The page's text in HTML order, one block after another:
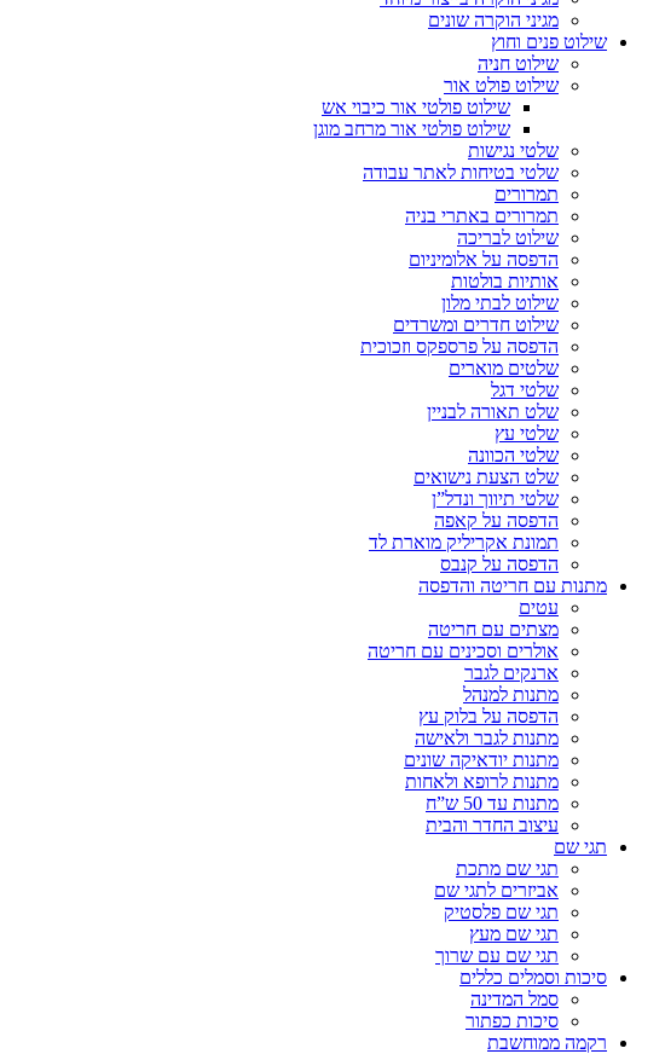
מגיני הוקרה שונים
שילוט פנים וחוץ
שילוט חניה
שילוט פולט אור
שילוט פולטי אור כיבוי אש
שילוט פולטי אור מרחב מוגן
שלטי נגישות
שלטי בטיחות לאתר עבודה
תמרורים
תמרורים באתרי בניה
שילוט לבריכה
הדפסה על אלומיניום
אותיות בולטות
שילוט לבתי מלון
שילוט חדרים ומשרדים
הדפסה על פרספקס וזכוכית
שלטים מוארים
שלטי דגל
שלט תאורה לבניין
שלטי עץ
שלטי הכוונה
שלט הצעת נישואים
שלטי תיווך ונדל”ן
הדפסה על קאפה
תמונת אקריליק מוארת לד
הדפסה על קנבס
מתנות עם חריטה והדפסה
עטים
מצתים עם חריטה
אולרים וסכינים עם חריטה
ארנקים לגבר
מתנות למנהל
הדפסה על בלוק עץ
מתנות לגבר ולאישה
מתנות יודאיקה שונים
מתנות לרופא ולאחות
מתנות עד 50 ש”ח
עיצוב החדר והבית
תגי שם
תגי שם מתכת
אביזרים לתגי שם
תגי שם פלסטיק
תגי שם מעץ
תגי שם עם שרוך
סיכות וסמלים כללים
סמל המדינה
סיכות כפתור
רקמה ממוחשבת